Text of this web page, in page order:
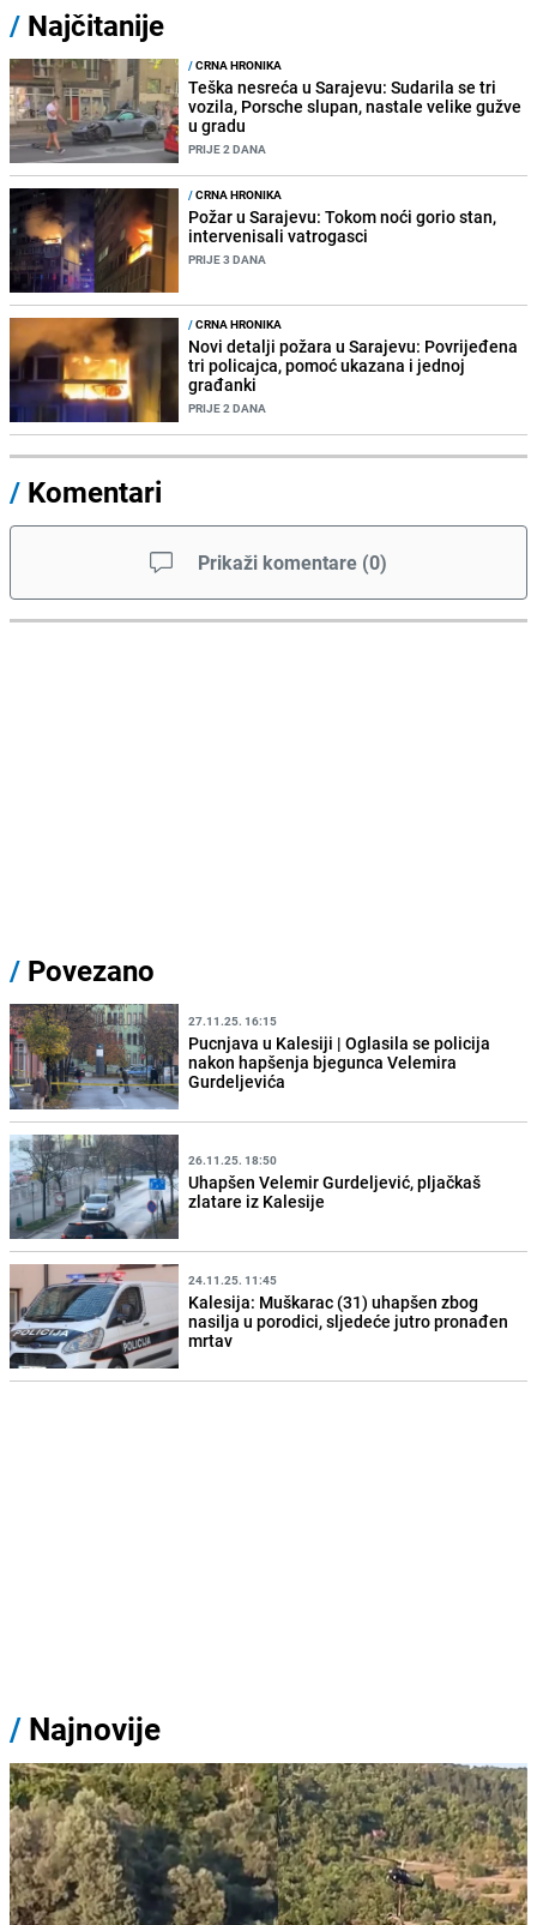
/ Najčitanije
/CRNA HRONIKA
Teška nesreća u Sarajevu: Sudarila se tri
vozila, Porsche slupan, nastale velike gužve
u gradu
PRIJE 2 DANA
/CRNA HRONIKA
Požar u Sarajevu: Tokom noći gorio stan,
intervenisali vatrogasci
PRIJE 3 DANA
/CRNA HRONIKA
Novi detalji požara u Sarajevu: Povrijeđena
tri policajca, pomoć ukazana i jednoj
građanki
PRIJE 2 DANA
/ Komentari
Prikaži komentare (0)
/ Povezano
27.11.25. 16:15
Pucnjava u Kalesiji | Oglasila se policija
nakon hapšenja bjegunca Velemira
Gurdeljevića
26.11.25. 18:50
Uhapšen Velemir Gurdeljević, pljačkaš
zlatare iz Kalesije
24.11.25. 11:45
Kalesija: Muškarac (31) uhapšen zbog
nasilja u porodici, sljedeće jutro pronađen
mrtav
/ Najnovije